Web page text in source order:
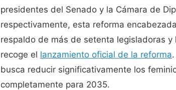
presidentes del Senado y la Cámara de
respectivamente, esta reforma
respaldo de más de setenta legisladoras
recoge el lanzamiento oficial de la reforma
busca reducir significativamente los
completamente para 2035.